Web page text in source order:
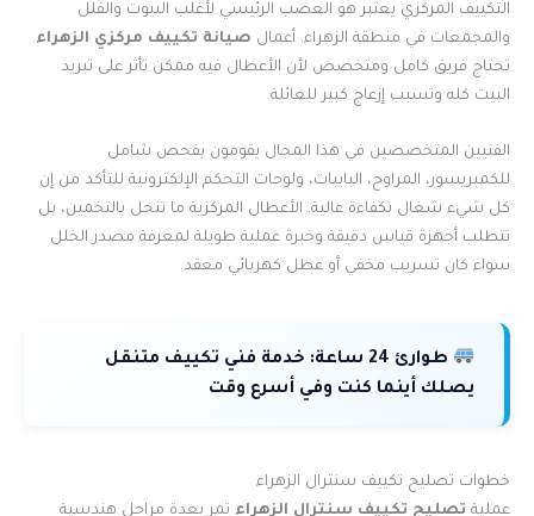
التكييف المركزي يعتبر هو العصب الرئيسي لأغلب البيوت والفلل
والمجمعات في منطقة الزهراء. أعمال صيانة تكييف مركزي الزهراء
تحتاج فريق كامل ومتخصص لأن الأعطال فيه ممكن تأثر على تبريد
البيت كله وتسبب إزعاج كبير للعائلة.
الفنيين المتخصصين في هذا المجال يقومون بفحص شامل
للكمبريسور، المراوح، البايبات، ولوحات التحكم الإلكترونية للتأكد من إن
كل شيء شغال بكفاءة عالية. الأعطال المركزية ما تنحل بالتخمين، بل
تتطلب أجهزة قياس دقيقة وخبرة عملية طويلة لمعرفة مصدر الخلل
سواء كان تسريب مخفي أو عطل كهربائي معقد.
طوارئ 24 ساعة:
خدمة فني تكييف متنقل
يصلك أينما كنت وفي أسرع وقت
خطوات تصليح تكييف سنترال الزهراء
عملية تصليح تكييف سنترال الزهراء تمر بعدة مراحل هندسية